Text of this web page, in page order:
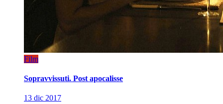
Film
Sopravvissuti. Post apocalisse
13 dic 2017